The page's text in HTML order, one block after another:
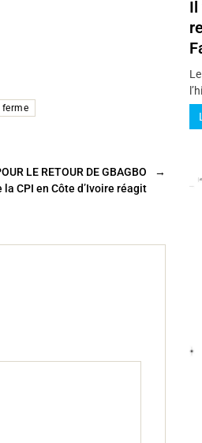
ferme
→
LE RETOUR DE GBAGBO
CPI en Côte d’Ivoire réagit
Il